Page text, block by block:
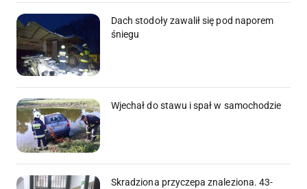
Dach stodoły zawalił się pod naporem
śniegu
Wjechał do stawu i spał w samochodzie
Skradziona przyczepa znaleziona. 43-